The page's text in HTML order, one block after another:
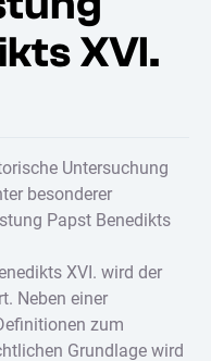
XVI.
Untersuchung
besonderer
Papst Benedikts
XVI. wird der
Neben einer
zum
Grundlage wird